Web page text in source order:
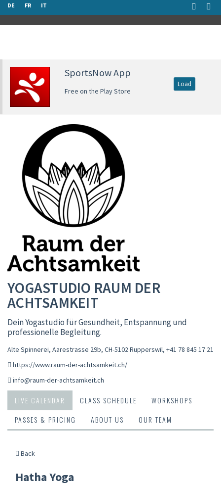
DE FR IT
SportsNow App
Free on the Play Store
Load
YOGASTUDIO RAUM DER
ACHTSAMKEIT
Dein Yogastudio für Gesundheit, Entspannung und
professionelle Begleitung.
Alte Spinnerei, Aarestrasse 29b, CH-5102 Rupperswil, +41 78 845 17 21
https://www.raum-der-achtsamkeit.ch/
info@raum-der-achtsamkeit.ch
LIVE CALENDAR CLASS SCHEDULE
WORKSHOPS
PASSES & PRICING
ABOUT US OUR TEAM
Back
Hatha Yoga